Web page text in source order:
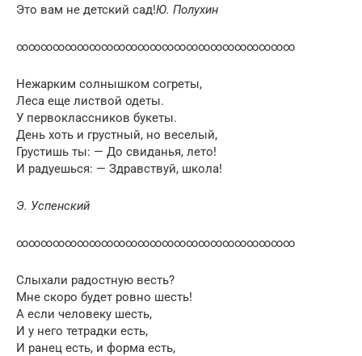
Это вам не детский сад!Ю. Полухин
∞∞∞∞∞∞∞∞∞∞∞∞∞∞∞∞∞∞∞∞∞∞∞
Нежарким солнышком согреты,
Леса еще листвой одеты.
У первоклассников букеты.
День хоть и грустный, но веселый,
Грустишь ты: — До свиданья, лето!
И радуешься: — Здравствуй, школа!
Э. Успенский
∞∞∞∞∞∞∞∞∞∞∞∞∞∞∞∞∞∞∞∞∞∞∞
Слыхали радостную весть?
Мне скоро будет ровно шесть!
А если человеку шесть,
И у него тетрадки есть,
И ранец есть, и форма есть,